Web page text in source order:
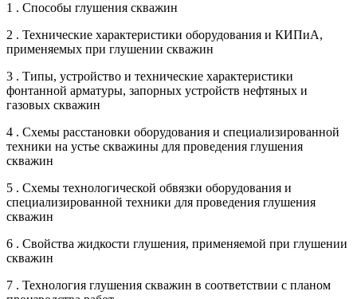
1 . Способы глушения скважин
2 . Технические характеристики оборудования и КИПиА,
применяемых при глушении скважин
3 . Типы, устройство и технические характеристики
фонтанной арматуры, запорных устройств нефтяных и
газовых скважин
4 . Схемы расстановки оборудования и специализированной
техники на устье скважины для проведения глушения
скважин
5 . Схемы технологической обвязки оборудования и
специализированной техники для проведения глушения
скважин
6 . Свойства жидкости глушения, применяемой при глушении
скважин
7 . Технология глушения скважин в соответствии с планом